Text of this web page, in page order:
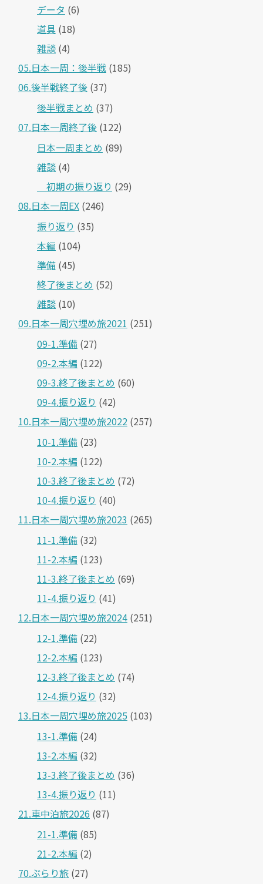
データ (6)
道具 (18)
雑談 (4)
05.日本一周：後半戦 (185)
06.後半戦終了後 (37)
後半戦まとめ (37)
07.日本一周終了後 (122)
日本一周まとめ (89)
雑談 (4)
＿初期の振り返り (29)
08.日本一周EX (246)
振り返り (35)
本編 (104)
準備 (45)
終了後まとめ (52)
雑談 (10)
09.日本一周穴埋め旅2021 (251)
09-1.準備 (27)
09-2.本編 (122)
09-3.終了後まとめ (60)
09-4.振り返り (42)
10.日本一周穴埋め旅2022 (257)
10-1.準備 (23)
10-2.本編 (122)
10-3.終了後まとめ (72)
10-4.振り返り (40)
11.日本一周穴埋め旅2023 (265)
11-1.準備 (32)
11-2.本編 (123)
11-3.終了後まとめ (69)
11-4.振り返り (41)
12.日本一周穴埋め旅2024 (251)
12-1.準備 (22)
12-2.本編 (123)
12-3.終了後まとめ (74)
12-4.振り返り (32)
13.日本一周穴埋め旅2025 (103)
13-1.準備 (24)
13-2.本編 (32)
13-3.終了後まとめ (36)
13-4.振り返り (11)
21.車中泊旅2026 (87)
21-1.準備 (85)
21-2.本編 (2)
70.ぶらり旅 (27)